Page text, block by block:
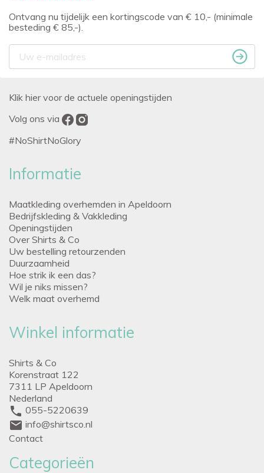
Ontvang nu tijdelijk een kortingscode van € 10,- (minimale
besteding € 85,-).
Klik hier voor de actuele openingstijden
Volg ons via
#NoShirtNoGlory
Informatie
Maatkleding overhemden in Apeldoorn
Bedrijfskleding & Vakkleding
Openingstijden
Over Shirts & Co
Uw bestelling retourzenden
Duurzaamheid
Hoe strik ik een das?
Wil je niks missen?
Welk maat overhemd
Winkel informatie
Shirts & Co
Korenstraat 122
7311 LP Apeldoorn
Nederland
phone 055-5220639
mail info@shirtsco.nl
Contact
Categorieën